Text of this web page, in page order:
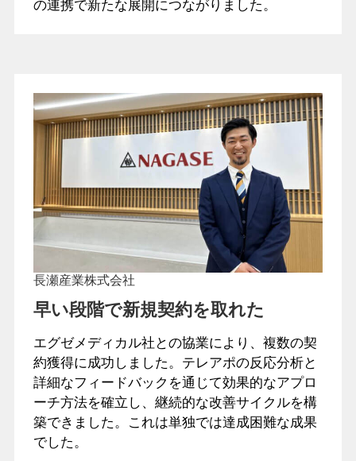
の連携で新たな展開につながりました。
長瀬産業株式会社
早い段階で新規契約を取れた
エグゼメディカル社との協業により、複数の契
約獲得に成功しました。テレアポの反応分析と
詳細なフィードバックを通じて効果的なアプロ
ーチ方法を確立し、継続的な改善サイクルを構
築できました。これは単独では達成困難な成果
でした。